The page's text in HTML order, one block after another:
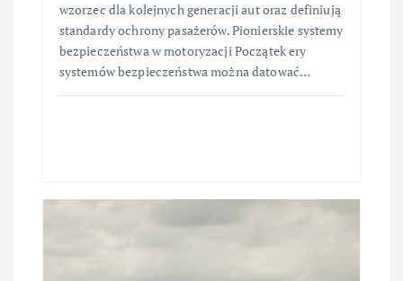
wzorzec dla kolejnych generacji aut oraz definiują
standardy ochrony pasażerów. Pionierskie systemy
bezpieczeństwa w motoryzacji Początek ery
systemów bezpieczeństwa można datować…